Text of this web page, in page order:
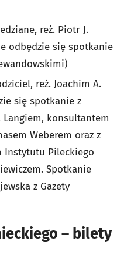
reż. Piotr J.
odbędzie się spotkanie
reż. Joachim A.
się spotkanie z
Langiem, konsultantem
Weberem oraz z
Instytutu Pileckiego
Spotkanie
z Gazety
– bilety